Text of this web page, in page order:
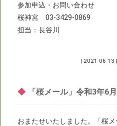
参加申込・お問い合わせ
桜神宮 03-3429-0869
担当：長谷川
| 2021-06-13
◆ 「桜メール」令和3年6
おまたせいたしました。「桜